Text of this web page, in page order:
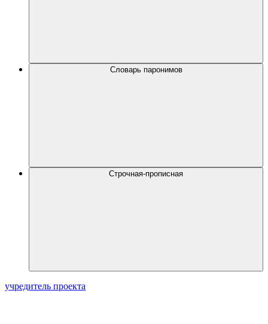
Словарь паронимов
Строчная-прописная
учредитель проекта